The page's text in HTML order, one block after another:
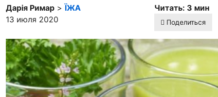
Дарія Римар > ЇЖА
13 июля 2020
Читать: 3 мин
Поделиться